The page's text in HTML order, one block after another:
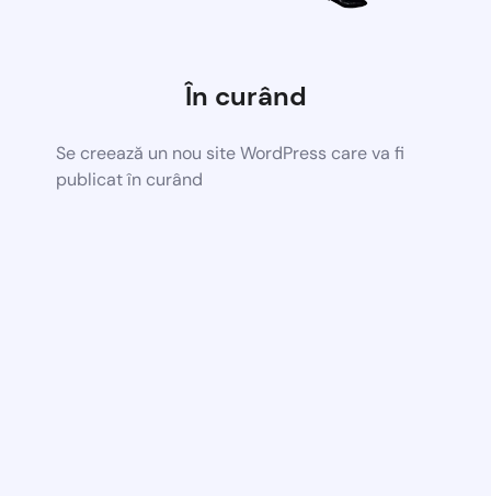
În curând
Se creează un nou site WordPress care va fi
publicat în curând